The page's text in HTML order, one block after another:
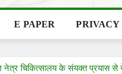
E PAPER
चिकित्सालय के संयक्त प्रयास से